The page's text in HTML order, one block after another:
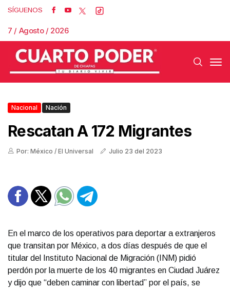
SÍGUENOS
7 / Agosto / 2026
Nacional Nación
Rescatan A 172 Migrantes
Por: México / El Universal Julio 23 del 2023
En el marco de los operativos para deportar a extranjeros
que transitan por México, a dos días después de que el
titular del Instituto Nacional de Migración (INM) pidió
perdón por la muerte de los 40 migrantes en Ciudad Juárez
y dijo que “deben caminar con libertad” por el país, se